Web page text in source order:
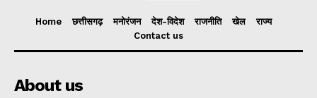
Home छत्तीसगढ़ मनोरंजन देश-विदेश राजनीति खेल
राज्य
Contact us
About us